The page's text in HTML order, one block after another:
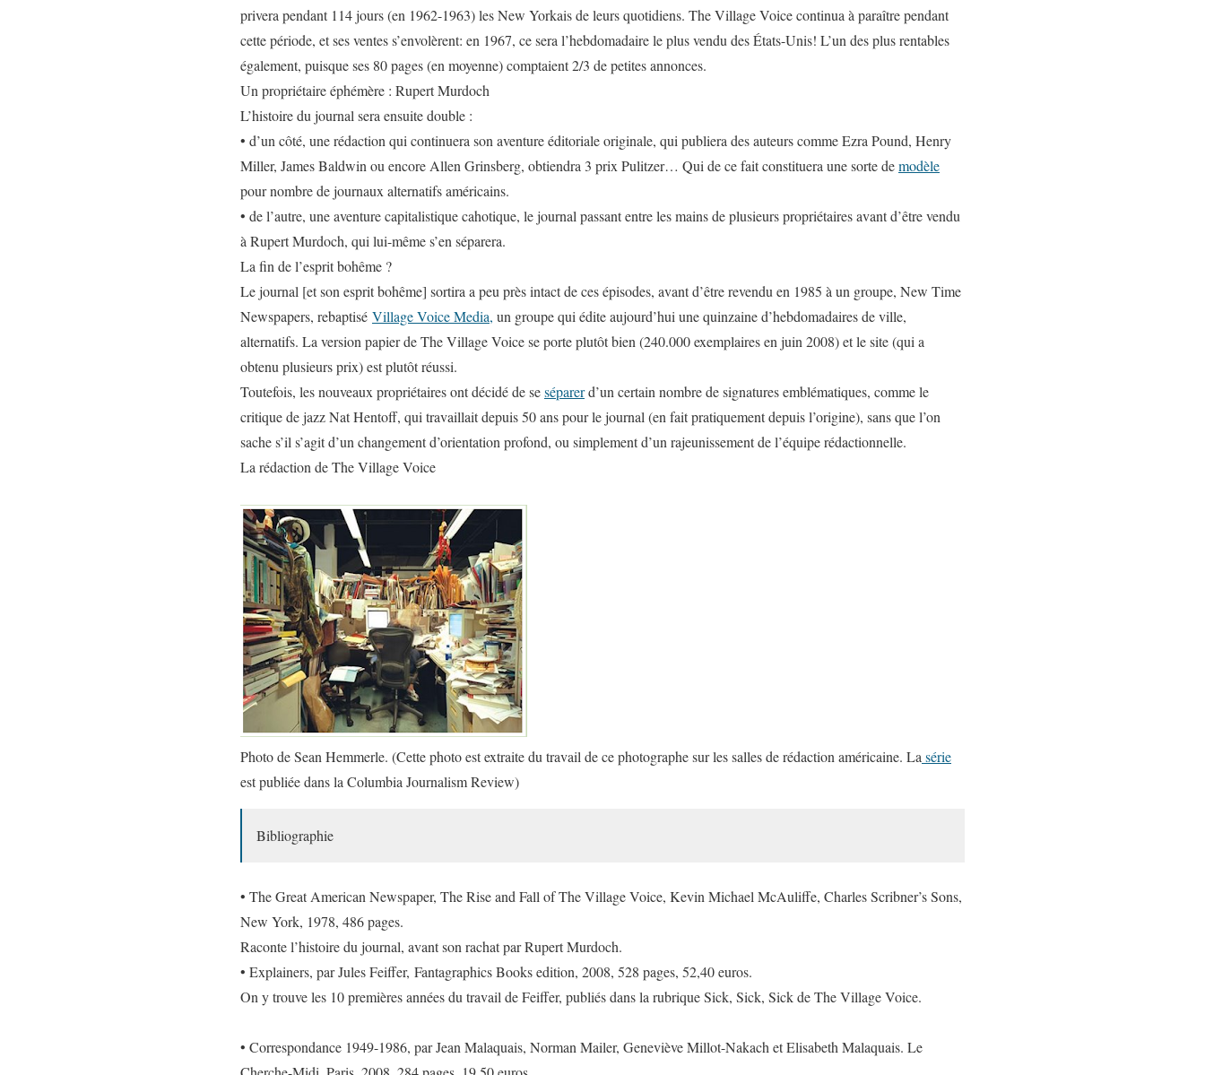
privera pendant 114 jours (en 1962-1963) les New Yorkais de leurs quotidiens. The Village Voicecontinua à paraître pendant
cette période, et ses ventes s’envolèrent: en 1967, ce sera l’hebdomadaire le plus vendu des États-Unis! L’un des plus rentables
également, puisque ses 80 pages (en moyenne) comptaient 2/3 de petites annonces.
Un propriétaire éphémère : Rupert Murdoch
L’histoire du journal sera ensuite double :
• d’un côté, une rédaction qui continuera son aventure éditoriale originale, qui publiera des auteurs comme Ezra Pound, Henry
Miller, James Baldwin ou encore Allen Grinsberg, obtiendra 3 prix Pulitzer… Qui de ce fait constituera une sorte demodèle
pour nombre de journaux alternatifs américains.
• de l’autre, une aventure capitalistique cahotique, le journal passant entre les mains de plusieurs propriétaires avant d’être vendu
à Rupert Murdoch, qui lui-même s’en séparera.
La fin de l’esprit bohême ?
Le journal [et son esprit bohême] sortira a peu près intact de ces épisodes, avant d’être revendu en 1985 à un groupe, New Time
Newspapers, rebaptisé Village Voice Media, un groupe qui édite aujourd’hui une quinzaine d’hebdomadaires de ville,
alternatifs. La version papier deThe Village Voicese porte plutôt bien (240.000 exemplaires en juin 2008) et le site (qui a
obtenu plusieurs prix) est plutôt réussi.
Toutefois, les nouveaux propriétaires ont décidé de seséparerd’un certain nombre de signatures emblématiques, comme le
critique de jazz Nat Hentoff, qui travaillait depuis 50 ans pour le journal (en fait pratiquement depuis l’origine), sans que l’on
sache s’il s’agit d’un changement d’orientation profond, ou simplement d’un rajeunissement de l’équipe rédactionnelle.
La rédaction de The Village Voice
Photo de Sean Hemmerle. (Cette photo est extraite du travail de ce photographe sur les salles de rédaction américaine. La série
est publiée dans la Columbia Journalism Review)
Bibliographie
• The Great American Newspaper, The Rise and Fall of The Village Voice, Kevin Michael McAuliffe, Charles Scribner’s Sons,
New York, 1978, 486 pages.
Raconte l’histoire du journal, avant son rachat par Rupert Murdoch.
• Explainers, par Jules Feiffer, Fantagraphics Books edition, 2008, 528 pages, 52,40 euros.
On y trouve les 10 premières années du travail de Feiffer, publiés dans la rubriqueSick, Sick, SickdeThe Village Voice.
• Correspondance 1949-1986, par Jean Malaquais, Norman Mailer, Geneviève Millot-Nakach et Elisabeth Malaquais. Le